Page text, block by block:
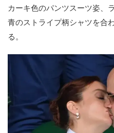
カーキ色のパンツスーツ姿、
青のストライプ柄シャツを合
る。